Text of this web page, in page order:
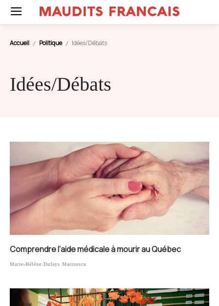
Accueil Politique Idées/Débats
Idées/Débats
Comprendre l’aide médicale à mourir au Québec
Marie-Hélène Dufays Marinescu